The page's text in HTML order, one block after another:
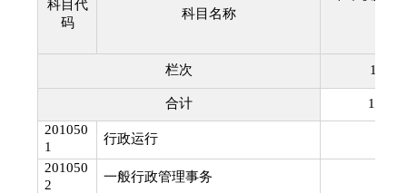
科目代
码
科目名称
栏次 1
合计
201050
1
行政运行
201050
2
一般行政管理事务